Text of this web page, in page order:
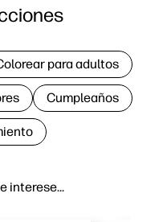
interese…
para adultos
Cumpleaños